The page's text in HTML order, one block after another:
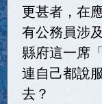
更甚者，在
有公務員涉
縣府這一席
連自己都說
去？